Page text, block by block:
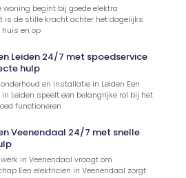
woning begint bij goede elektra
is de stille kracht achter het dagelijks
en op
Leiden 24/7 met spoedservice
hulp
en installatie in Leiden Een
Leiden speelt een belangrijke rol bij het
functioneren
Veenendaal 24/7 met snelle
in Veenendaal vraagt om
Een elektricien in Veenendaal zorgt